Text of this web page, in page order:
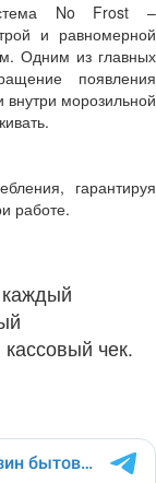
No Frost –
и равномерной
Одним из главных
появления
внутри морозильной
гарантируя
работе.
чек.